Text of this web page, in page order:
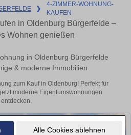
Alle Cookies ablehnen
❯
4-ZIMMER-WOHNUNG-
KAUFEN
in Oldenburg Bürgerfelde –
Wohnen genießen
in Oldenburg Bürgerfelde
& moderne Immobilien
zum Kauf in Oldenburg! Perfekt für
moderne Eigentumswohnungen
entdecken.